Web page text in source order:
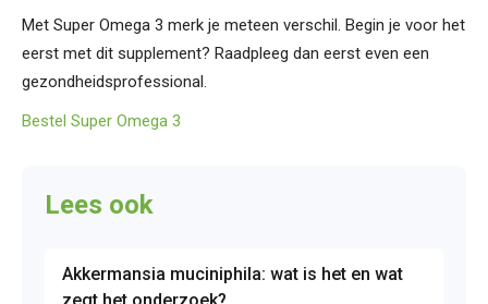
Met Super Omega 3 merk je meteen verschil. Begin je voor het
eerst met dit supplement? Raadpleeg dan eerst even een
gezondheidsprofessional.
Bestel Super Omega 3
Lees ook
Akkermansia muciniphila: wat is het en wat